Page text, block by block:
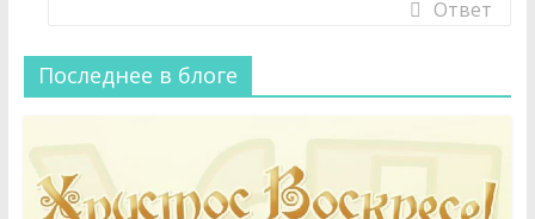
Ответ
Последнее в блоге